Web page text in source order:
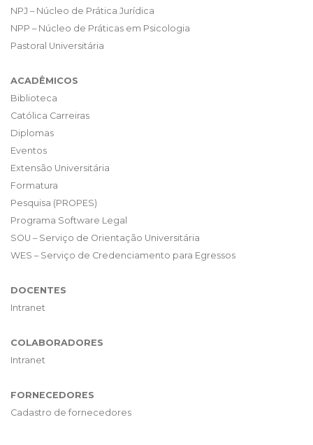
NPJ – Núcleo de Prática Jurídica
NPP – Núcleo de Práticas em Psicologia
Pastoral Universitária
ACADÊMICOS
Biblioteca
Católica Carreiras
Diplomas
Eventos
Extensão Universitária
Formatura
Pesquisa (PROPES)
Programa Software Legal
SOU – Serviço de Orientação Universitária
WES – Serviço de Credenciamento para Egressos
DOCENTES
Intranet
COLABORADORES
Intranet
FORNECEDORES
Cadastro de fornecedores